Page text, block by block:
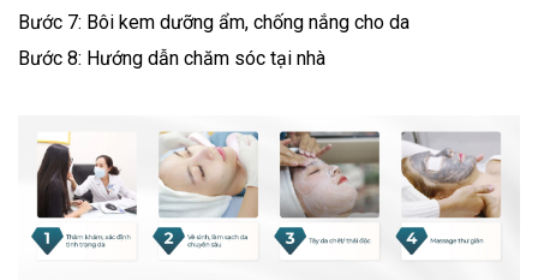
Bước 7: Bôi kem dưỡng ẩm, chống nắng cho da
Bước 8: Hướng dẫn chăm sóc tại nhà